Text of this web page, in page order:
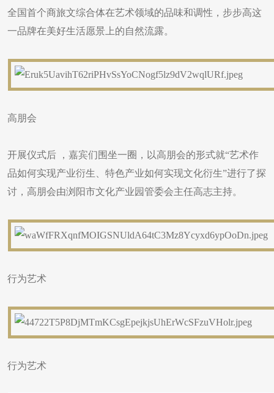
全国首个商旅文综合体在艺术领域的品味和调性，步步高这
一品牌在美好生活愿景上的自然流露。
高朋会
开展仪式后 ，嘉宾们围坐一圈，以高朋会的形式就“艺术作
品如何实现产业衍生、特色产业如何实现文化衍生”进行了探
讨，高朋会由浏阳市文化产业园管委会主任高志主持。
行为艺术
行为艺术